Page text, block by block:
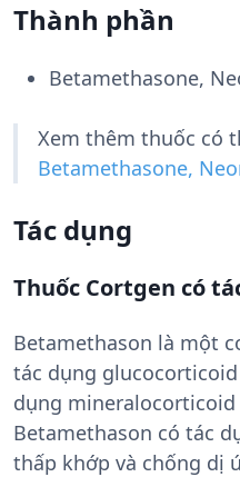
Thành phần
Betamethasone,
Xem thêm thuốc có
Betamethasone,
Tác dụng
Thuốc Cortgen có
Betamethason là một
tác dụng
dụng
Betamethason có tác
thấp khớp và chống dị